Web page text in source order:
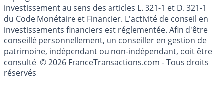
Les articles et commentaires publiés sur le guide de
l'épargne ne sont aucunement des conseils en
investissement au sens des articles L. 321-1 et D. 321-1
du Code Monétaire et Financier. L'activité de conseil en
investissements financiers est réglementée. Afin d'être
conseillé personnellement, un conseiller en gestion de
patrimoine, indépendant ou non-indépendant, doit être